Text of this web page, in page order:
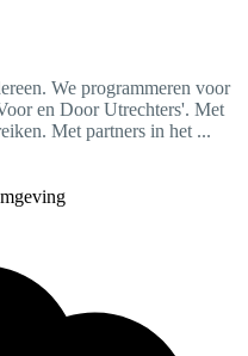
We programmeren voor
en Door Utrechters'. Met
Met partners in het ...